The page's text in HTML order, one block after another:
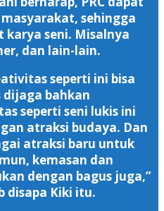
sehingga
seni. Misalnya
dan lain-lain.
seperti ini bisa
bahkan
seperti seni lukis ini
atraksi budaya. Dan
atraksi baru untuk
kemasan dan
dengan bagus juga,”
disapa Kiki itu.